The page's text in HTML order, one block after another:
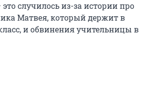
случилось из-за истории про
Матвея, который держит в
и обвинения учительницы в